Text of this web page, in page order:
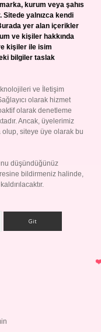
kurum veya şahıs
Sitede yalnızca kendi
yer alan içerikler
ve kişiler hakkında
kişiler ile isim
bilgiler taslak
ve İletişim
olarak hizmet
olarak denetleme
Ancak, üyelerimiz
olup, siteye üye olarak bu
düşündüğünüz
bildirmeniz halinde,